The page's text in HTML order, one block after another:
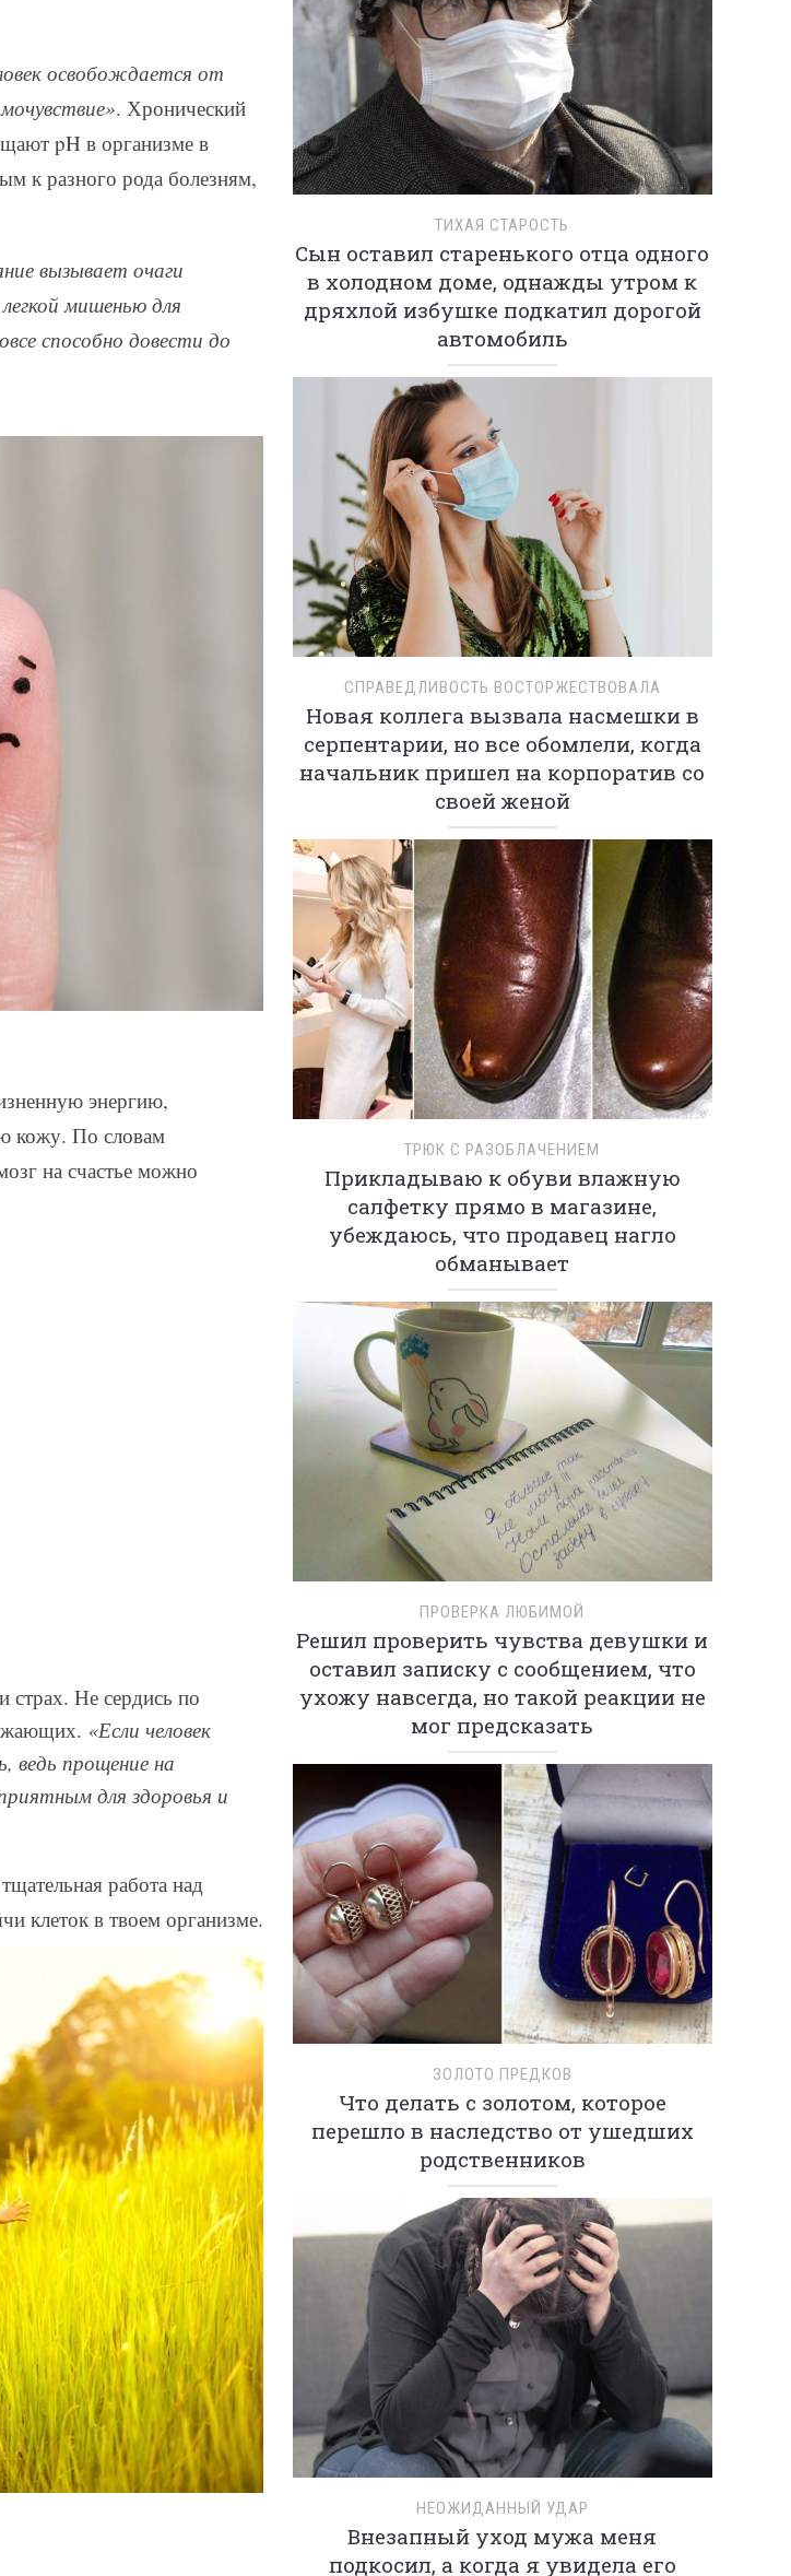
освобождается от
. Хронический
pH в организме в
к разного рода болезням,
вызывает очаги
мишенью для
способно довести до
энергию,
кожу. По словам
на счастье можно
страх. Не сердись по
«Если человек
ведь прощение на
для здоровья и
работа над
клеток в твоем организме.
ТИХАЯ СТАРОСТЬ
Сын оставил старенького отца одного
в холодном доме, однажды утром к
дряхлой избушке подкатил дорогой
автомобиль
СПРАВЕДЛИВОСТЬ ВОСТОРЖЕСТВОВАЛА
Новая коллега вызвала насмешки в
серпентарии, но все обомлели, когда
начальник пришел на корпоратив со
своей женой
ТРЮК С РАЗОБЛАЧЕНИЕМ
Прикладываю к обуви влажную
салфетку прямо в магазине,
убеждаюсь, что продавец нагло
обманывает
ПРОВЕРКА ЛЮБИМОЙ
Решил проверить чувства девушки и
оставил записку с сообщением, что
ухожу навсегда, но такой реакции не
мог предсказать
ЗОЛОТО ПРЕДКОВ
Что делать с золотом, которое
перешло в наследство от ушедших
родственников
НЕОЖИДАННЫЙ УДАР
Внезапный уход мужа меня
подкосил, а когда я увидела его